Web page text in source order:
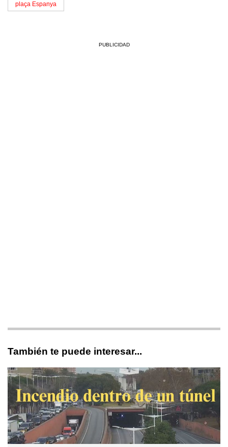
plaça Espanya
PUBLICIDAD
También te puede interesar...